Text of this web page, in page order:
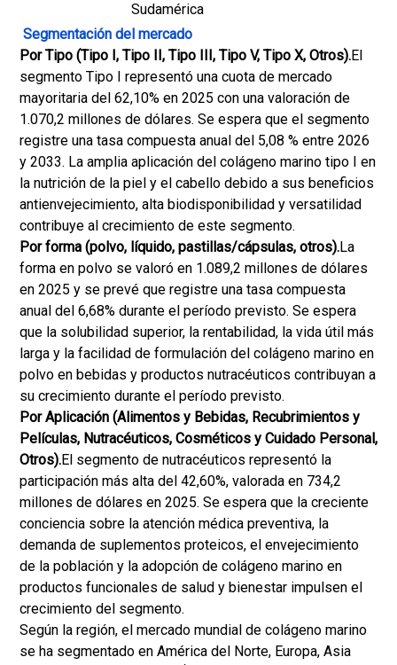
Sudamérica
Segmentación del mercado
Por Tipo (Tipo I, Tipo II, Tipo III, Tipo V, Tipo X, Otros).El
segmento Tipo I representó una cuota de mercado
mayoritaria del 62,10% en 2025 con una valoración de
1.070,2 millones de dólares. Se espera que el segmento
registre una tasa compuesta anual del 5,08 % entre 2026
y 2033. La amplia aplicación del colágeno marino tipo I en
la nutrición de la piel y el cabello debido a sus beneficios
antienvejecimiento, alta biodisponibilidad y versatilidad
contribuye al crecimiento de este segmento.
Por forma (polvo, líquido, pastillas/cápsulas, otros).La
forma en polvo se valoró en 1.089,2 millones de dólares
en 2025 y se prevé que registre una tasa compuesta
anual del 6,68% durante el período previsto. Se espera
que la solubilidad superior, la rentabilidad, la vida útil más
larga y la facilidad de formulación del colágeno marino en
polvo en bebidas y productos nutracéuticos contribuyan a
su crecimiento durante el período previsto.
Por Aplicación (Alimentos y Bebidas, Recubrimientos y
Películas, Nutracéuticos, Cosméticos y Cuidado Personal,
Otros).El segmento de nutracéuticos representó la
participación más alta del 42,60%, valorada en 734,2
millones de dólares en 2025. Se espera que la creciente
conciencia sobre la atención médica preventiva, la
demanda de suplementos proteicos, el envejecimiento
de la población y la adopción de colágeno marino en
productos funcionales de salud y bienestar impulsen el
crecimiento del segmento.
Según la región, el mercado mundial de colágeno marino
se ha segmentado en América del Norte, Europa, Asia